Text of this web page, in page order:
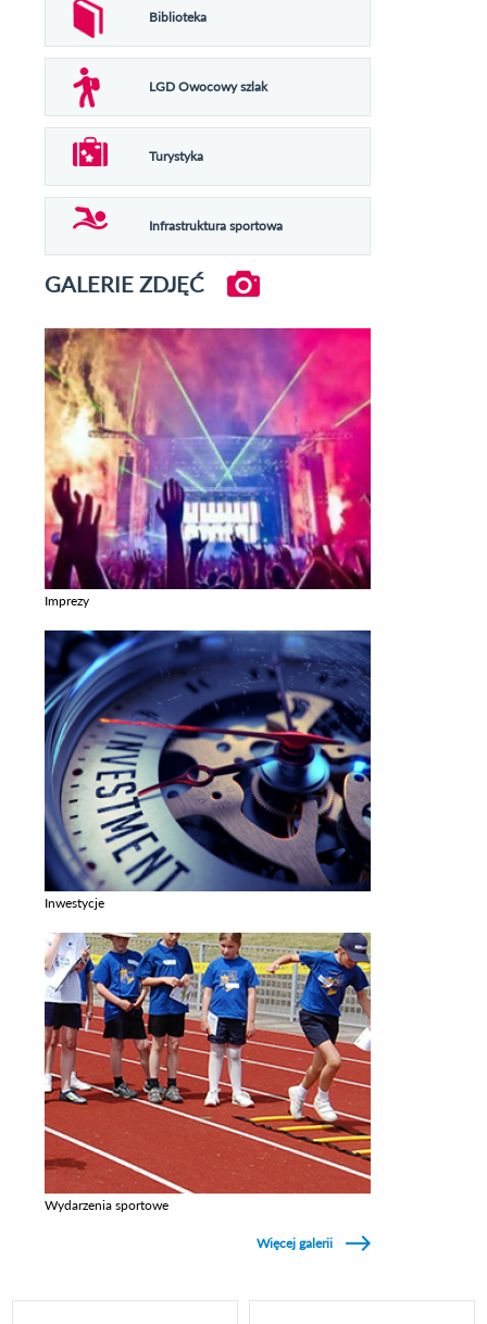
Biblioteka
LGD Owocowy szlak
Turystyka
Infrastruktura sportowa
GALERIE ZDJĘĆ
Imprezy
Inwestycje
Wydarzenia sportowe
Więcej galerii